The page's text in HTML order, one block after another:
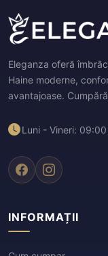
Eleganza oferă
Haine moderne,
avantajoase.
Luni - Vineri:
INFORMAȚII